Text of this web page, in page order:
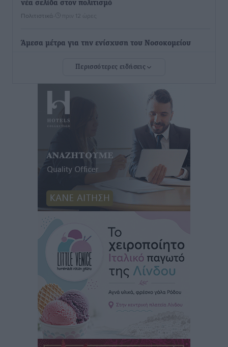
νέα σελίδα στον πολιτισμό
Πολιτιστικά πριν 12 ώρες
Άμεσα μέτρα για την ενίσχυση του Νοσοκομείου
ανακοίνωσε ο Άδωνις Γεωργιάδης
Iατρικός Σύλλογος Ροδου προς Α. Γεωργιάδη:
Στρατηγικές Προτάσεις για την Ενίσχυση της
Δημόσιας Υγείας στη Νησιωτική Ελλάδα και στα
Τοπικές Ειδήσεις• πριν 12 ώρες
Πάνθηρες: Ξεκίνησαν αισιόδοξοι για την παρθενική
“πτήση” τους
Αθλητικά• πριν 13 ώρες
Άρης Αρχαγγέλου: Στο πλευρό του άτυχου Ιάκωβου
• πριν 13 ώρες
Φοίβος: Η μεγάλη επιστροφή του Μπρένο Σαλβατιέρα
Αθλητικά• πριν 13 ώρες
Κλεάνθης: Έτοιμες οι κάρτες διαρκείας της νέας
σεζόν
Περισσότερες ειδήσεις